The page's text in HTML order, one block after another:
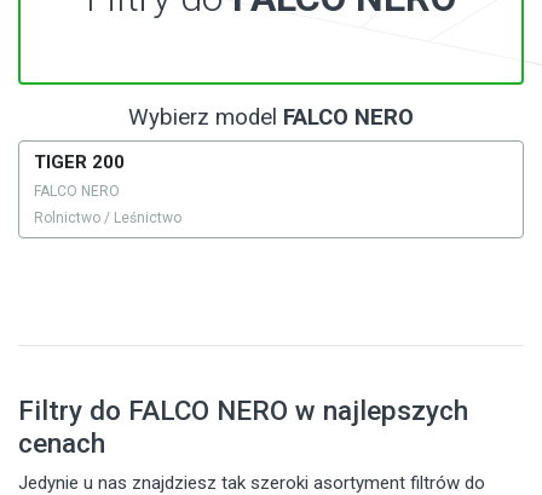
Wybierz model FALCO NERO
TIGER 200
FALCO NERO
Rolnictwo / Leśnictwo
Filtry do FALCO NERO w najlepszych
cenach
Jedynie u nas znajdziesz tak szeroki asortyment filtrów do